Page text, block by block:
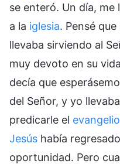
se enteró. Un día, me
a la iglesia. Pensé
llevaba sirviendo al
muy devoto en su
decía que
del Señor, y yo
predicarle el evangelio
Jesús había
oportunidad. Pero